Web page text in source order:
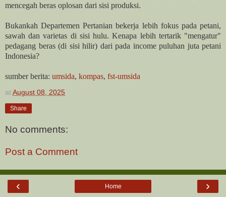
mencegah beras oplosan dari sisi produksi.
Bukankah Departemen Pertanian bekerja lebih fokus pada petani,
sawah dan varietas di sisi hulu. Kenapa lebih tertarik "mengatur"
pedagang beras (di sisi hilir) dari pada income puluhan juta petani
Indonesia?
sumber berita: umsida, kompas, fst-umsida
atAugust 08, 2025
Share
No comments:
Post a Comment
‹ ›
Home